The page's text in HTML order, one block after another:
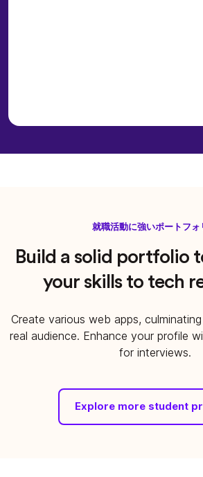
就職活動に強いポートフォ
Build a solid portfolio
your skills to tech
Create various web apps,
real audience. Enhance your profile
for interviews.
Explore more student